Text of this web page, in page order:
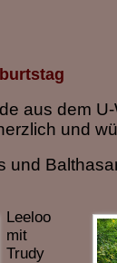
aus dem
und
und
Leeloo
mit
Trudy